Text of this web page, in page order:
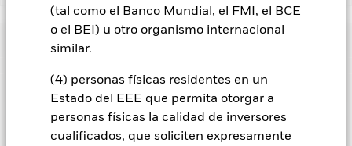
(tal como el Banco Mundial, el FMI, el BCE
o el BEI) u otro organismo internacional
similar.
(4) personas físicas residentes en un
Estado del EEE que permita otorgar a
personas físicas la calidad de inversores
cualificados, que soliciten expresamente
BGF Asian High Yield Bond Fund
Rentabilidad
Gráfico de rendimiento
Ver gráfico completo
Los cambios en los tipos de interés, el riesgo de crédito y/o los
impagos de los emisores tendrán un impacto significativo en
la rentabilidad de los títulos de renta fija. Los valores
calificados sin categoría de inversión pueden ser más
Datos clave
Activos netos del Fondo USD 1.063.450.789
Características del Fondo